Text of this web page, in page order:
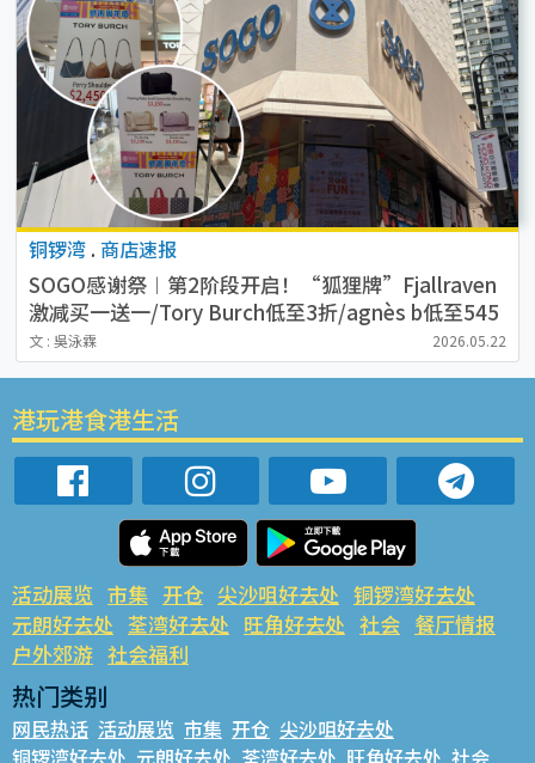
铜锣湾 . 商店速报
SOGO感谢祭︱第2阶段开启！“狐狸牌”Fjallraven
激减买一送一/Tory Burch低至3折/agnès b低至545
元
文 : 吳泳霖 2026.05.22
港玩港食港生活
活动展览 市集 开仓 尖沙咀好去处 铜锣湾好去处
元朗好去处 荃湾好去处 旺角好去处 社会 餐厅情报
户外郊游 社会福利
热门类别
网民热话 活动展览 市集 开仓 尖沙咀好去处
铜锣湾好去处 元朗好去处 荃湾好去处 旺角好去处 社会